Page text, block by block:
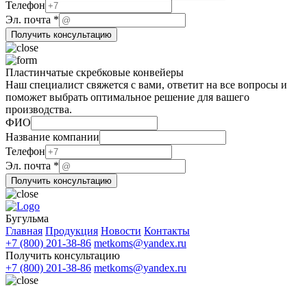
Телефон
ФИО
Телефон
Эл. почта *
Получить консультацию
Пластинчатые скребковые конвейеры
Наш специалист свяжется с вами, ответит на все вопросы и
поможет выбрать оптимальное решение для вашего
производства.
Эл.
Телефон
ФИО
ФИО
Название компании
Телефон
Эл. почта *
Получить консультацию
Бугульма
Главная Продукция Новости Контакты
+7 (800) 201-38-86 metkoms@yandex.ru
Получить консультацию
+7 (800) 201-38-86 metkoms@yandex.ru